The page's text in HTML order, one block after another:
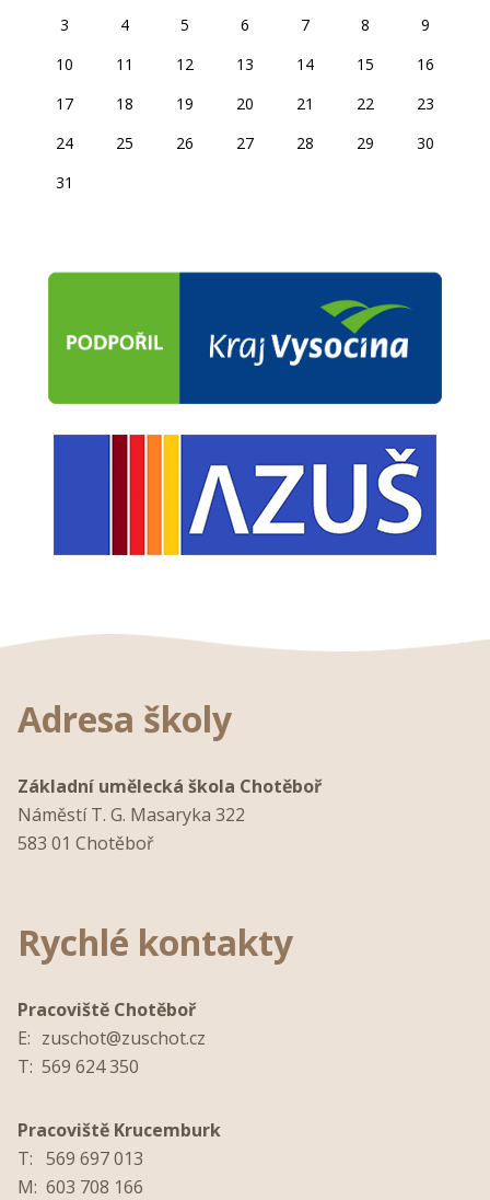
3
4 5 6 7 8
9
10
11 12 13 14 15
16
17
18 19 20 21 22
23
24
25 26 27 28 29
30
31
Adresa školy
Základní umělecká škola Chotěboř
Náměstí T. G. Masaryka 322
583 01 Chotěboř
Rychlé kontakty
Pracoviště Chotěboř
E: zuschot@zuschot.cz
T: 569 624 350
Pracoviště Krucemburk
T: 569 697 013
M: 603 708 166